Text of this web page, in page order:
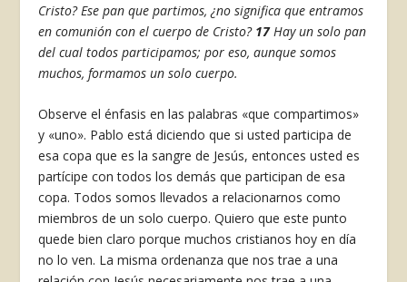
Cristo? Ese pan que partimos, ¿no significa que entramos
en comunión con el cuerpo de Cristo? 17 Hay un solo pan
del cual todos participamos; por eso, aunque somos
muchos, formamos un solo cuerpo.
Observe el énfasis en las palabras «que compartimos»
y «uno». Pablo está diciendo que si usted participa de
esa copa que es la sangre de Jesús, entonces usted es
partícipe con todos los demás que participan de esa
copa. Todos somos llevados a relacionarnos como
miembros de un solo cuerpo. Quiero que este punto
quede bien claro porque muchos cristianos hoy en día
no lo ven. La misma ordenanza que nos trae a una